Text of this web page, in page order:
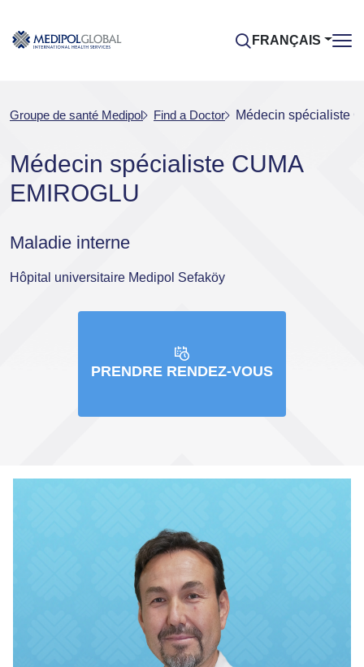
FRANÇAIS
Groupe de santé Medipol Find a Doctor Médecin spécialiste
Médecin spécialiste CUMA
EMIROGLU
Maladie interne
Hôpital universitaire Medipol Sefaköy
PRENDRE RENDEZ-VOUS